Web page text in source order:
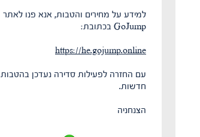
למידע על מחירים והטבות, אנא פנו לאתר
GoJump בכתובת:
https://he.gojump.online
עם החזרה לפעילות סדירה נעדכן בהטבות
חדשות.
הצנחניה